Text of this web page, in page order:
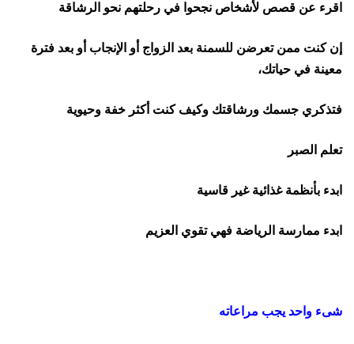
اقرء عن قصص لأشخاص نجحوا في رحلتهم نحو الرشاقة
إن كنت ممن تعرضن للسمنة بعد الزواج أو الإنجاب أو بعد فترة
معينة في حياتك،
فتذكري جسمك ورشاقتك وكيف كنت أكثر خفة وحيوية
تعلم الصبر
ابدء بأنظمة غذائية غير قاسية
ابدء ممارسة الرياضة فهي تقوي العزيم
شىء واحد يجب مراعاته